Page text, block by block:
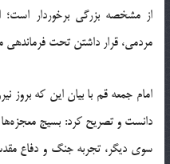
از مشخصه بزرگی برخوردار است؛
مردمی، قرار داشتن تحت فرماندهی
امام جمعه قم با بیان این که بروز
دانست و تصریح کرد: بسیج معجزه‌ها
سوی دیگر، تجربه جنگ و دفاع